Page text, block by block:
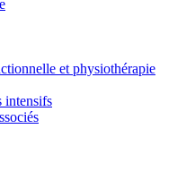
et physiothérapie
intensifs